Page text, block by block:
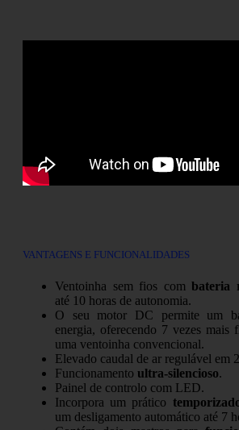
VANTAGENS E FUNCIONALIDADES
Ventoinha sem fios combateria
até 10 horas de autonomia.
O seu motor DC permite um
energia, oferecendo 7 vezes mais
uma ventoinha convencional.
Elevado caudal de ar regulável em
Funcionamento ultra-silencioso.
Painel de controlo com LED.
Incorpora um prático
um desligamento automático até 7